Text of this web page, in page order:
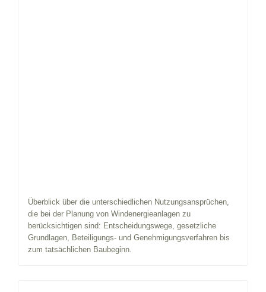
Überblick über die unterschiedlichen Nutzungsansprüchen,
die bei der Planung von Windenergieanlagen zu
berücksichtigen sind: Entscheidungswege, gesetzliche
Grundlagen, Beteiligungs- und Genehmigungsverfahren bis
zum tatsächlichen Baubeginn.